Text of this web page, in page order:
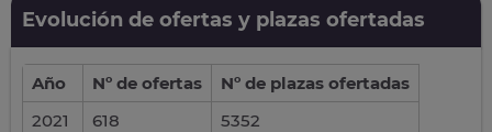
Evolución de ofertas y plazas ofertadas
Año Nº de ofertas
Nº de plazas ofertadas
2021
618
5352